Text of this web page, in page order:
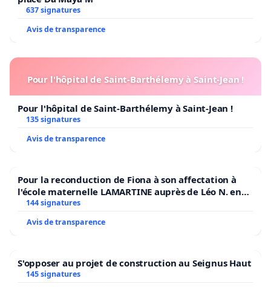
637 signatures
Avis de transparence
Pour l'hôpital de Saint-Barthélemy à Saint-Jean !
Pour l'hôpital de Saint-Barthélemy à Saint-Jean !
135 signatures
Avis de transparence
Pour la reconduction de Fiona à son affectation à
l'école maternelle LAMARTINE auprès de Léo N. en
2026/2027
144 signatures
Avis de transparence
S'opposer au projet de construction au Seignus Haut
145 signatures